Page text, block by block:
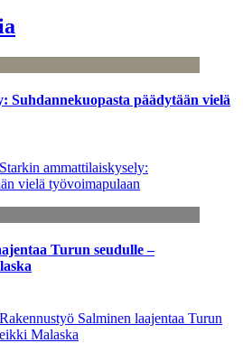
Suhdannekuopasta päädytään vielä
ammattilaiskysely:
vielä työvoimapulaan
Turun seudulle –
Salminen laajentaa Turun
Malaska